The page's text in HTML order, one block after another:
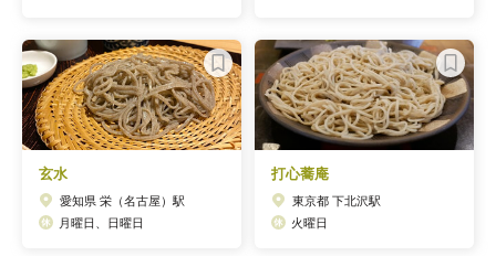
玄水
愛知県 栄（名古屋）駅
月曜日、日曜日
打心蕎庵
東京都 下北沢駅
火曜日